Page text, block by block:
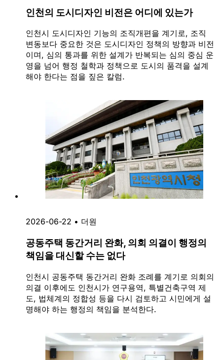
인천의 도시디자인 비전은 어디에 있는가
인천시 도시디자인 기능의 조직개편을 계기로, 조직
변동보다 중요한 것은 도시디자인 정책의 방향과 비전
이며, 심의 통과를 위한 설계가 반복되는 심의 중심 운
영을 넘어 행정 철학과 정책으로 도시의 품격을 설계
해야 한다는 점을 짚은 칼럼.
2026-06-22 • 더원
공동주택 동간거리 완화, 의회 의결이 행정의
책임을 대신할 수는 없다
인천시 공동주택 동간거리 완화 조례를 계기로 의회의
의결 이후에도 인천시가 연구용역, 특별건축구역 제
도, 법체계의 정합성 등을 다시 검토하고 시민에게 설
명해야 하는 행정의 책임을 분석한다.